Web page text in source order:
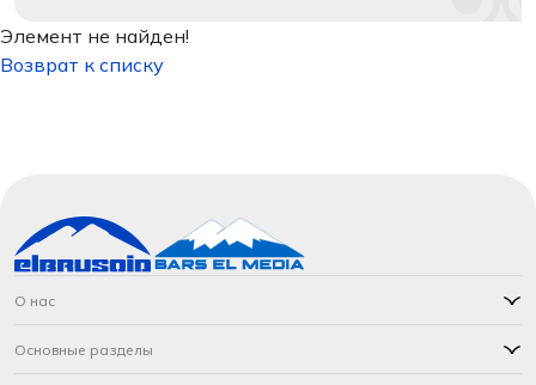
Элемент не найден!
Возврат к списку
О нас
Основные разделы